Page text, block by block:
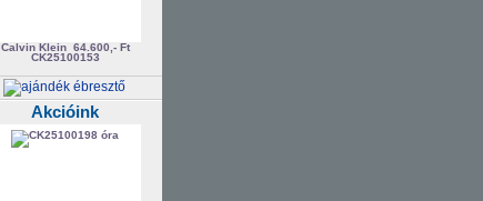
Calvin Klein 64.600,- Ft
CK25100153
Akcióink